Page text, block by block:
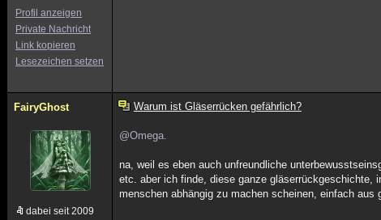
Profil anzeigen
Private Nachricht
Link kopieren
Lesezeichen setzen
FairyGhost
dabei seit 2009
Warum ist Gläserrücken gefährlich?
@Omega.
na, weil es eben auch unfreundliche
etc. aber ich finde, diese ganze gläserrückgeschichte,
menschen abhängig zu machen scheinen, einfach aus